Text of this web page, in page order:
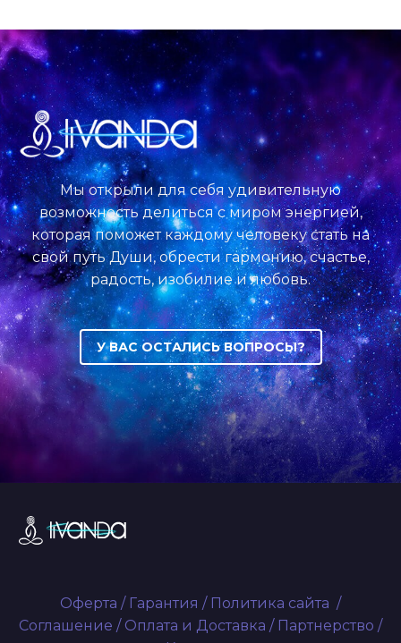
Мы открыли для себя удивительную
возможность делиться с миром энергией,
которая поможет каждому человеку стать на
свой путь Души, обрести гармонию, счастье,
радость, изобилие и любовь.
У ВАС ОСТАЛИСЬ ВОПРОСЫ?
Оферта / Гарантия / Политика сайта /
Соглашение / Оплата и Доставка / Партнерство /